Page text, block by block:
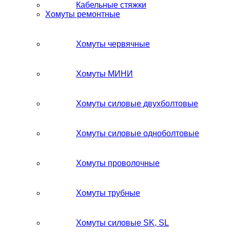
Кабельные стяжки
Хомуты ремонтные
Хомуты червячные
Хомуты МИНИ
Хомуты силовые двухболтовые
Хомуты силовые одноболтовые
Хомуты проволочные
Хомуты трубные
Хомуты силовые SK, SL